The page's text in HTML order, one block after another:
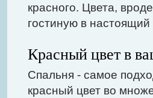
красного. Цвета,
гостиную в настоящий
Красный цвет в
Спальня - самое
красный цвет во